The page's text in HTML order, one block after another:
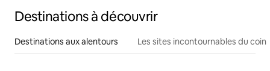
Destinations à découvrir
Destinations aux alentours Les sites incontournables du coin